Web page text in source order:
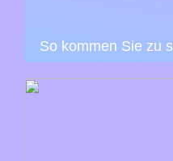
So kommen Sie zu